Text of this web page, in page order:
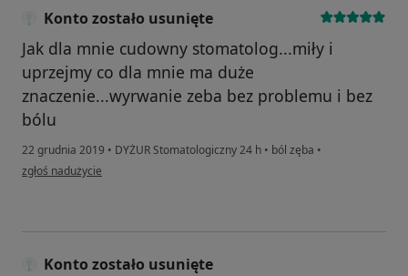
Konto zostało usunięte
Jak dla mnie cudowny stomatolog...miły i
uprzejmy co dla mnie ma duże
znaczenie...wyrwanie zeba bez problemu i bez
bólu
22 grudnia 2019 • DYŻUR Stomatologiczny 24 h • ból zęba •
w opinii użytkownika Konto zostało usunięte
zgłoś nadużycie
Konto zostało usunięte